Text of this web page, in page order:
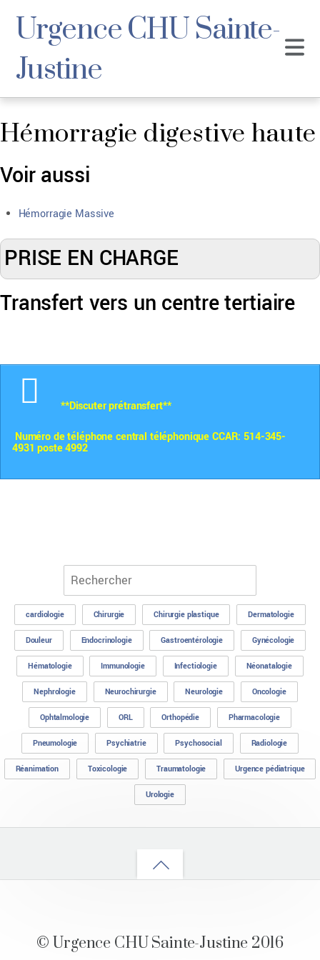
Urgence CHU Sainte-
Justine
Hémorragie digestive haute
Voir aussi
Hémorragie Massive
PRISE EN CHARGE
Transfert vers un centre tertiaire
**Discuter prétransfert**
Numéro de téléphonecentral téléphonique CCAR: 514-345-
4931 poste 4992
cardiologie Chirurgie Chirurgie plastique Dermatologie
Douleur Endocrinologie Gastroentérologie Gynécologie
Hématologie Immunologie Infectiologie Néonatalogie
Nephrologie Neurochirurgie Neurologie Oncologie
Ophtalmologie ORL Orthopédie Pharmacologie
Pneumologie Psychiatrie Psychosocial Radiologie
Réanimation Toxicologie Traumatologie Urgence pédiatrique
Urologie
Back
© Urgence CHU Sainte-Justine 2016